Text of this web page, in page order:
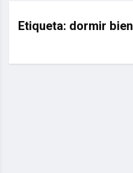
Etiqueta: dormir bien